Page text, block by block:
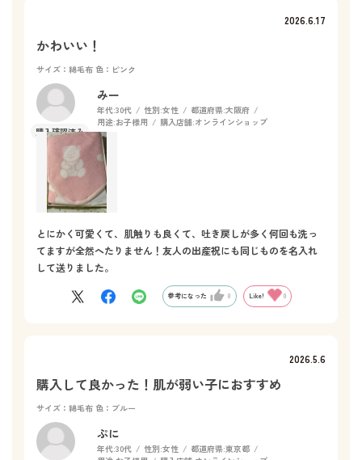
2026.6.17
かわいい！
サイズ：綿毛布 色：ピンク
みー
年代:30代 性別:女性 都道府県:大阪府
用途:お子様用 購入店舗:オンラインショップ
とにかく可愛くて、肌触りも良くて、吐き戻しが多く何回も洗っ
てますが全然へたりません！友人の出産祝にも同じものを名入れ
して送りました。
参考になった 0 Like! 0
2026.5.6
購入して良かった！肌が弱い子におすすめ
サイズ：綿毛布 色：ブルー
ぷに
年代:30代 性別:女性 都道府県:東京都